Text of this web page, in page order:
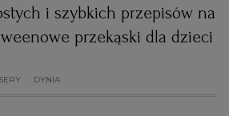
i szybkich przepisów na
przekąski dla dzieci
DYNIA